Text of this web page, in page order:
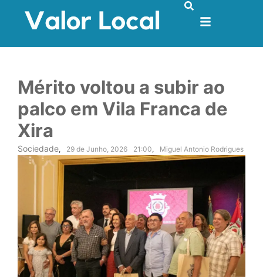
Mérito voltou a subir ao
palco em Vila Franca de
Xira
Sociedade, 29 de Junho, 2026 21:00, Miguel Antonio Rodrigues